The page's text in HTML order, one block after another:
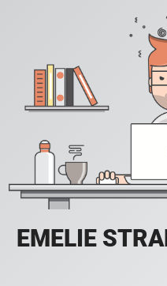
EMELIE